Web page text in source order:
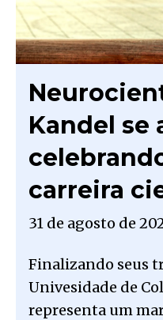
Kandel se
carreira
31 de agosto de
Finalizando seus
Univesidade de
representa um